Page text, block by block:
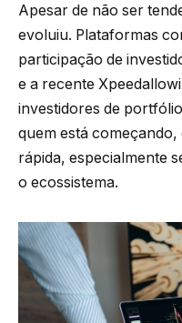
Apesar de não ser
evoluiu. Plataformas
participação de
e a recente
investidores de
quem está começando,
rápida, especialmente
o ecossistema.